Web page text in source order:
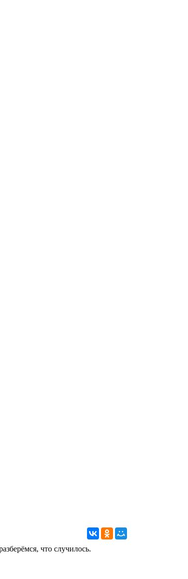
что случилось.